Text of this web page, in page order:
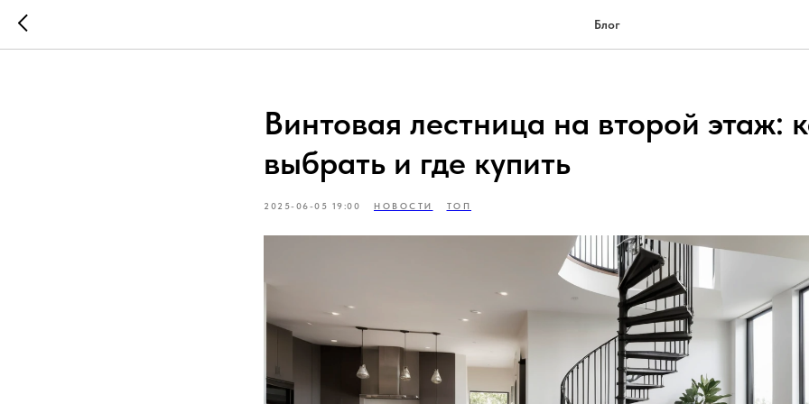
Блог
Винтовая лестница на второй этаж:
выбрать и где купить
2025-06-05 19:00 НОВОСТИ ТОП